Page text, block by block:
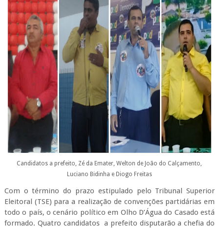
Candidatos a prefeito, Zé da Emater, Welton de João do Calçamento,
Luciano Bidinha e Diogo Freitas
Com o término do prazo estipulado pelo Tribunal Superior
Eleitoral (TSE) para a realização de convenções partidárias em
todo o país, o cenário político em Olho D’Água do Casado está
formado. Quatro candidatos a prefeito disputarão a chefia do